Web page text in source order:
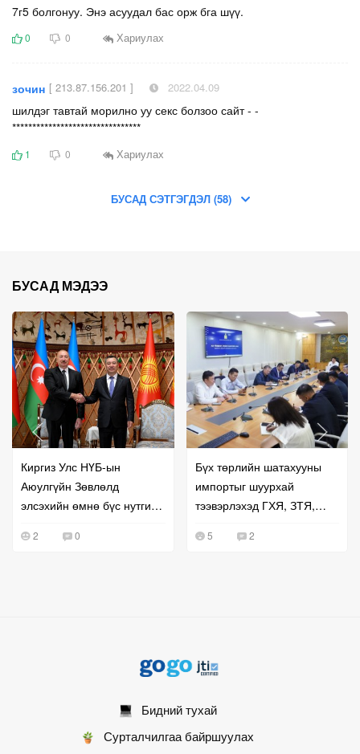
7г5 болгонуу. Энэ асуудал бас орж бга шүү.
0 0 Хариулах
зочин [ 213.87.156.201 ] 2022.04.09
шил︆︆дэг тав︆︆тай мор︆︆илно уу се︆︆кс бол︆︆зоо са︆︆йт - -
********************************
1 0 Хариулах
БУСАД СЭТГЭГДЭЛ (58)
БУСАД МЭДЭЭ
Киргиз Улс НҮБ-ын
Аюулгүйн Зөвлөлд
элсэхийн өмнө бүс нутгийн
эрчимжүүллээ
2 0
Бүх төрлийн шатахууны
импортыг шуурхай
тээвэрлэхэд ГХЯ, ЗТЯ,
5 2
Бидний тухай
Сурталчилгаа байршуулах